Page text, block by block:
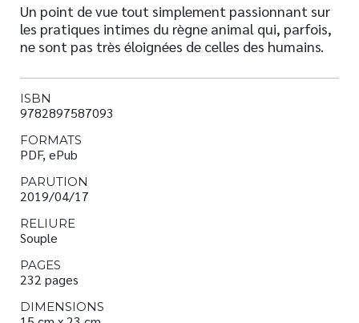
Un point de vue tout simplement passionnant sur
les pratiques intimes du règne animal qui, parfois,
ne sont pas très éloignées de celles des humains.
ISBN
9782897587093
FORMATS
PDF, ePub
PARUTION
2019/04/17
RELIURE
Souple
PAGES
232 pages
DIMENSIONS